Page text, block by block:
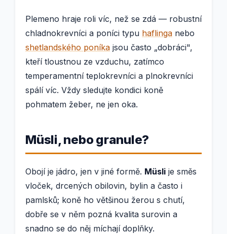
Plemeno hraje roli víc, než se zdá — robustní
chladnokrevníci a poníci typu haflinga nebo
shetlandského poníka jsou často „dobráci",
kteří tloustnou ze vzduchu, zatímco
temperamentní teplokrevníci a plnokrevníci
spálí víc. Vždy sledujte kondici koně
pohmatem žeber, ne jen oka.
Müsli, nebo granule?
Obojí je jádro, jen v jiné formě. Müsli je směs
vloček, drcených obilovin, bylin a často i
pamlsků; koně ho většinou žerou s chutí,
dobře se v něm pozná kvalita surovin a
snadno se do něj míchají doplňky.